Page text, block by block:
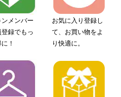
ンメンバー
登録でもっ
！
お気に入り登録し
て、お買い物をよ
り快適に。